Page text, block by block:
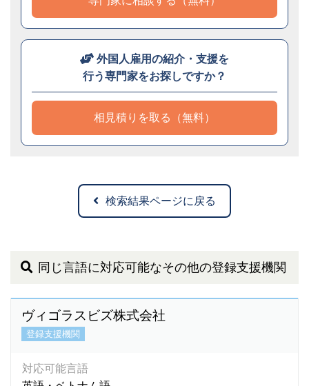
外国人雇用の紹介・支援を
行う専門家をお探しですか？
相見積りを取る（無料）
検索結果ページに戻る
同じ言語に対応可能なその他の登録支援機関
ヴィゴラスビズ株式会社
登録支援機関
対応可能言語